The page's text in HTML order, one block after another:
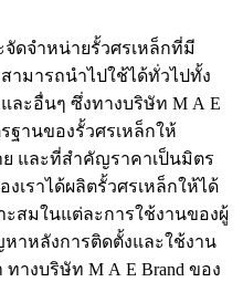
จัดจำหน่ายรั้วศรเหล็กที่มี
มารถนำไปใช้ได้ทั่วไปทั้ง
ละอื่นๆ ซึ่งทางบริษัท M A E
ฐานของรั้วศรเหล็กให้
และที่สำคัญราคาเป็นมิตร
เราได้ผลิตรั้วศรเหล็กให้ได้
สมในแต่ละการใช้งานของผู้
าหลังการติดตั้งและใช้งาน
างบริษัท M A E Brand ของ